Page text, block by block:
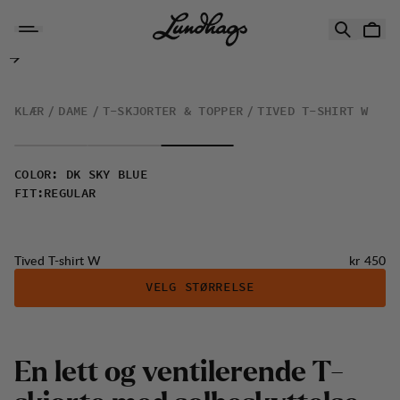
Tived T-shirt W
KLÆR DAME T-SKJORTER & TOPPER TIVED T-SHIRT W
COLOR :
DK SKY BLUE
FIT: REGULAR
Tived T-shirt W Pris:
kr 450
VELG STØRRELSE
En lett og ventilerende T-